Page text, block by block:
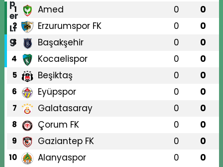
1 Amed 0 0
2 Erzurumspor FK 0 0
3 Başakşehir 0 0
4 Kocaelispor 0 0
5 Beşiktaş 0 0
6 Eyüpspor 0 0
7 Galatasaray 0 0
8 Çorum FK 0 0
9 Gaziantep FK 0 0
10 Alanyaspor 0 0